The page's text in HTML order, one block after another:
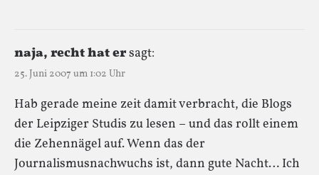
naja, recht hat ersagt:
25. Juni 2007 um 1:02 Uhr
Hab gerade meine zeit damit verbracht, die Blogs
der Leipziger Studis zu lesen – und das rollt einem
die Zehennägel auf. Wenn das der
Journalismusnachwuchs ist, dann gute Nacht… Ich